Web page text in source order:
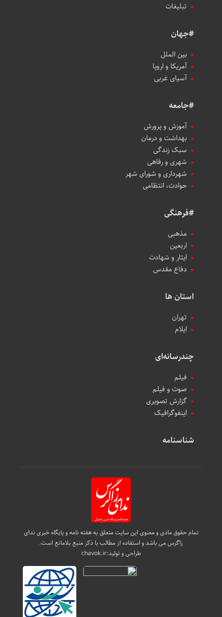
تبلیغات
#جهان
بین الملل
آمریکا و اروپا
آسیای غربی
#جامعه
آموزش و پرورش
بهداشت و درمان
سبک زندگی
شهری و رفاهی
شهرداری و شورای شهر
حوادث، انتظامی
#فرهنگی
مذهبی
اربعین
ایثار و شهادت
دفاع مقدس
استان ها
تهران
ایلام
چندرسانه‌ای
فیلم
صوت و فیلم
گزارش تصویری
اینفوگرافیک
شناسنامه
تمام حقوق مادی و معنوی این سایت متعلق به هفته نامه و پایگاه خبری ندای
زاگرس می باشد و استفاده از مطالب با ذکر منبع بلامانع است.
طراحی و تولید:chavok.ir